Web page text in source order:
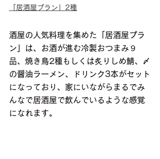
「居酒屋プラン」2種
酒屋の人気料理を集めた「居酒屋プラ
ン」は、お酒が進む冷製おつまみ９
品、焼き鳥2種もしくは炙りしめ鯖、〆
の醤油ラーメン、ドリンク3本がセット
になっており、家にいながらまるでみ
んなで居酒屋で飲んでいるような感覚
になれます。